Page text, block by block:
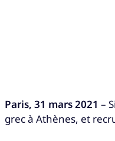
Paris, 31 mars 2021 –
grec à Athènes, et